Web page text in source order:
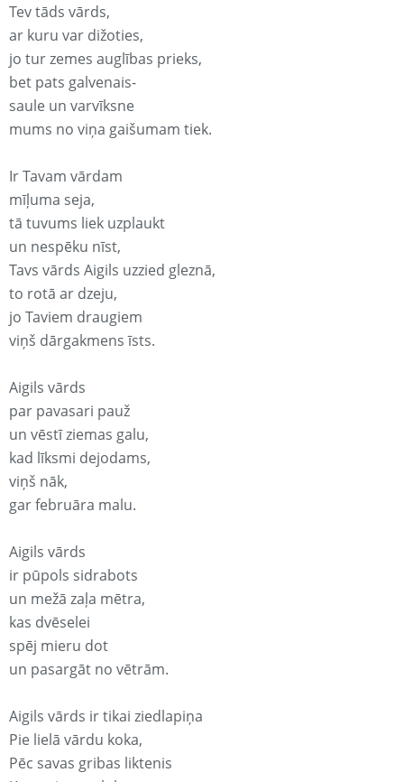
Tev tāds vārds,
ar kuru var dižoties,
jo tur zemes auglības prieks,
bet pats galvenais-
saule un varvīksne
mums no viņa gaišumam tiek.
Ir Tavam vārdam
mīļuma seja,
tā tuvums liek uzplaukt
un nespēku nīst,
Tavs vārds Aigils uzzied gleznā,
to rotā ar dzeju,
jo Taviem draugiem
viņš dārgakmens īsts.
Aigils vārds
par pavasari pauž
un vēstī ziemas galu,
kad līksmi dejodams,
viņš nāk,
gar februāra malu.
Aigils vārds
ir pūpols sidrabots
un mežā zaļa mētra,
kas dvēselei
spēj mieru dot
un pasargāt no vētrām.
Aigils vārds ir tikai ziedlapiņa
Pie lielā vārdu koka,
Pēc savas gribas liktenis